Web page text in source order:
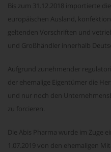
Bis zum 31.12.2018 importierte
europäischen Ausland,
geltenden Vorschriften und
und Großhändler innerhalb
Aufgrund zunehmender
der ehemalige Eigentümer die
und nur noch den
zu forcieren.
Die Abis Pharma wurde im Zuge
1.07.2019 von den ehemaligen